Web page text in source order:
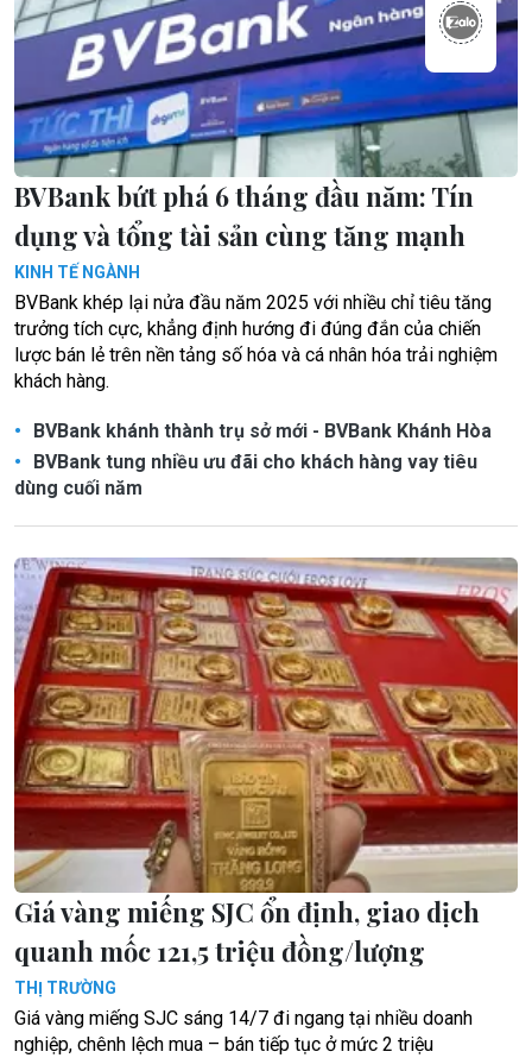
BVBank bứt phá 6 tháng đầu năm: Tín
dụng và tổng tài sản cùng tăng mạnh
KINH TẾ NGÀNH
BVBank khép lại nửa đầu năm 2025 với nhiều chỉ tiêu tăng
trưởng tích cực, khẳng định hướng đi đúng đắn của chiến
lược bán lẻ trên nền tảng số hóa và cá nhân hóa trải nghiệm
khách hàng.
BVBank khánh thành trụ sở mới - BVBank Khánh Hòa
BVBank tung nhiều ưu đãi cho khách hàng vay tiêu
dùng cuối năm
Giá vàng miếng SJC ổn định, giao dịch
quanh mốc 121,5 triệu đồng/lượng
THỊ TRƯỜNG
Giá vàng miếng SJC sáng 14/7 đi ngang tại nhiều doanh
nghiệp, chênh lệch mua – bán tiếp tục ở mức 2 triệu